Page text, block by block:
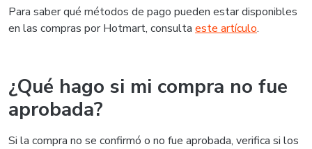
Para saber qué métodos de pago pueden estar disponibles
en las compras por Hotmart, consulta este artículo.
¿Qué hago si mi compra no fue
aprobada?
Si la compra no se confirmó o no fue aprobada, verifica si los